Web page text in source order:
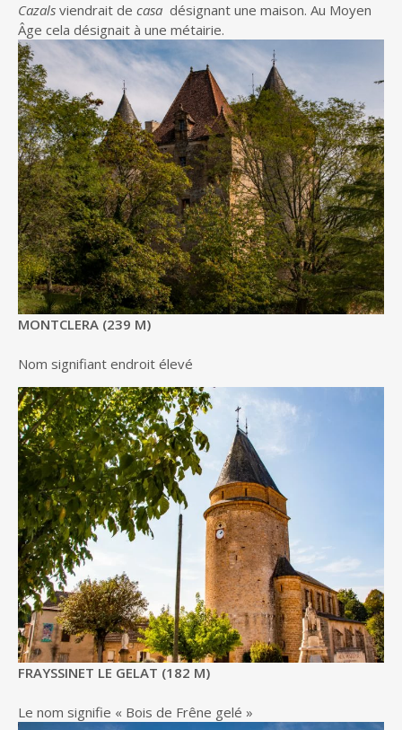
Cazals viendrait de casa désignant une maison. Au Moyen
Âge cela désignait à une métairie.
MONTCLERA (239 M)
Nom signifiant endroit élevé
FRAYSSINET LE GELAT (182 M)
Le nom signifie « Bois de Frêne gelé »